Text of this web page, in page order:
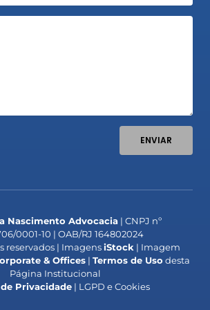
ENVIAR
Nascimento Advocacia| CNPJ nº
0001-10 | OAB/RJ 164802024
reservados | ImagensiStock| Imagem
& Offices| Termos de Uso desta
Página Institucional
Privacidade| LGPD e Cookies